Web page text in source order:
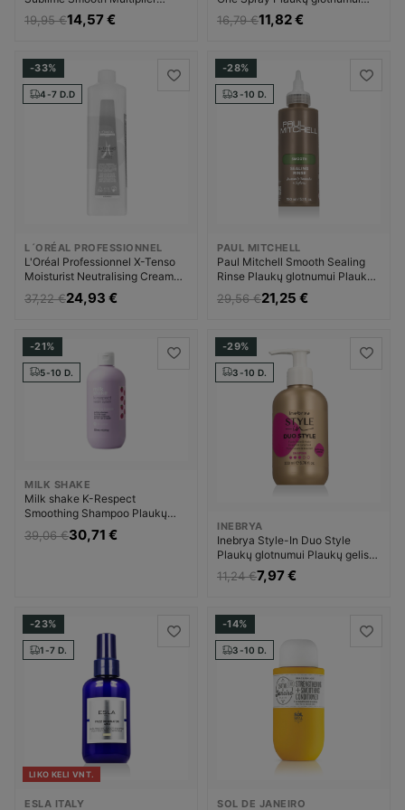
Plaukų kaukė Moterims
19,95 €14,57 €
Priemonė nuo plaukų pūtimosi
Unisex
16,79 €11,82 €
-33%
4-7 D.D
L´ORÉAL PROFESSIONNEL
L'Oréal Professionnel X-Tenso
Moisturist Neutralising Cream
Plaukų glotnumui Priemonė nuo
plaukų pūtimosi Moterims
37,22 €24,93 €
-28%
3-10 D.
PAUL MITCHELL
Paul Mitchell Smooth Sealing
Rinse Plaukų glotnumui Plaukų
priemonė Unisex
29,56 €21,25 €
-21%
5-10 D.
MILK SHAKE
Milk shake K-Respect
Smoothing Shampoo Plaukų
šampūnas Unisex
39,06 €30,71 €
-29%
3-10 D.
INEBRYA
Inebrya Style-In Duo Style
Plaukų glotnumui Plaukų gelis
Unisex
11,24 €7,97 €
-23%
1-7 D.
LIKO KELI VNT.
ESLA ITALY
-14%
3-10 D.
SOL DE JANEIRO